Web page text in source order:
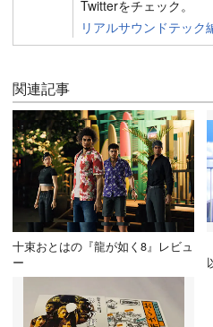
Twitterをチェック。
リアルサウンドテック
関連記事
十束おとはの『龍が如く8』レビュ
ー